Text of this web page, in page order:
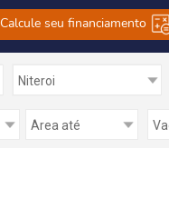
Calcule seu financiamento